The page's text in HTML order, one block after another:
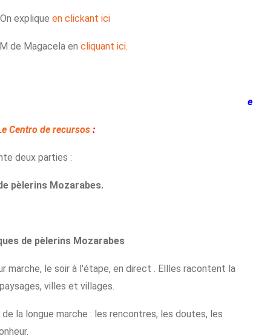
explique en clickant ici
de Magacela en cliquant ici.
e
Centro de recursos:
deux parties :
pèlerins Mozarabes.
de pèlerins Mozarabes
marche, le soir à l'étape, en direct . Ellles racontent la
villes et villages.
de la longue marche : les rencontres, les doutes, les